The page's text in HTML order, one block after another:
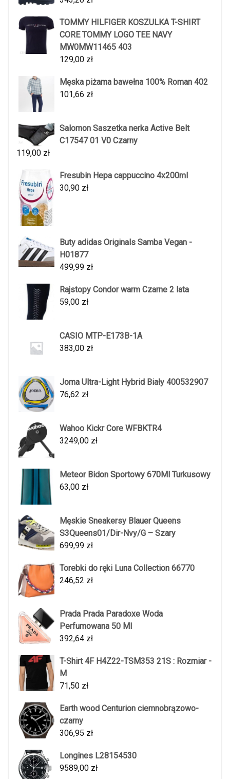
TOMMY HILFIGER KOSZULKA T-SHIRT
CORE TOMMY LOGO TEE NAVY
MW0MW11465 403
129,00 zł
Męska piżama bawełna 100% Roman 402
101,66 zł
Salomon Saszetka nerka Active Belt
C17547 01 V0 Czarny
119,00 zł
Fresubin Hepa cappuccino 4x200ml
30,90 zł
Buty adidas Originals Samba Vegan -
H01877
499,99 zł
Rajstopy Condor warm Czarne 2 lata
59,00 zł
CASIO MTP-E173B-1A
383,00 zł
Joma Ultra-Light Hybrid Biały 400532907
76,62 zł
Wahoo Kickr Core WFBKTR4
3249,00 zł
Meteor Bidon Sportowy 670Ml Turkusowy
63,00 zł
Męskie Sneakersy Blauer Queens
S3Queens01/Dir-Nvy/G – Szary
699,99 zł
Torebki do ręki Luna Collection 66770
246,52 zł
Prada Prada Paradoxe Woda
Perfumowana 50 Ml
392,64 zł
T-Shirt 4F H4Z22-TSM353 21S : Rozmiar -
M
71,50 zł
Earth wood Centurion ciemnobrązowo-
czarny
306,95 zł
Longines L28154530
9589,00 zł